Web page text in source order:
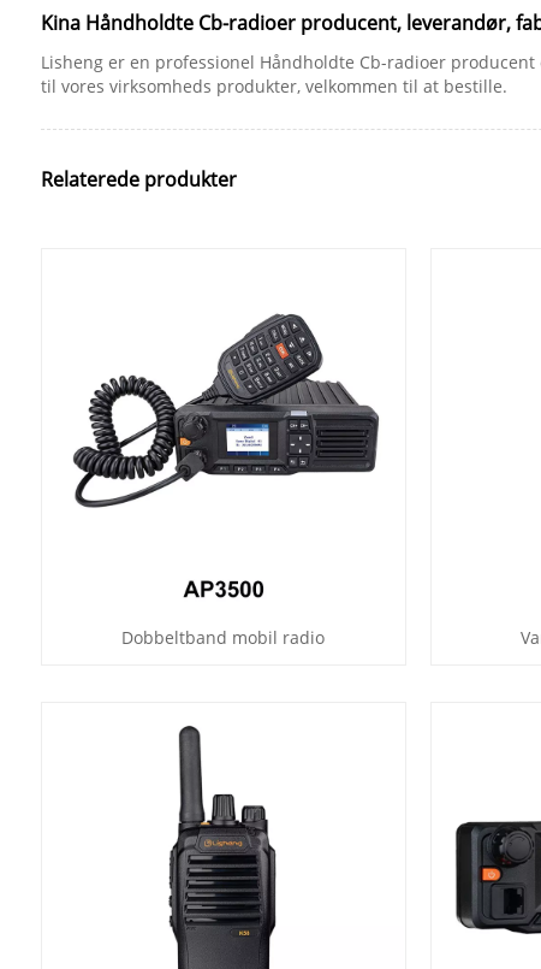
Kina Håndholdte Cb-radioer producent, leverandør,
Lisheng er en professionel Håndholdte Cb-radioer
til vores virksomheds produkter, velkommen til at bestille.
Relaterede produkter
Dobbeltband mobil radio